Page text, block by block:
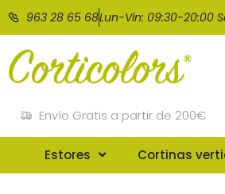
963 28 65 68Lun-Vin: 09:30-20:00
Envío Gratis a partir de 200€
Estores Cortinas